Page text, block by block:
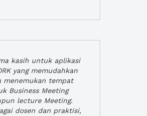
kasih untuk aplikasi
yang memudahkan
menemukan tempat
Business Meeting
lecture Meeting.
dosen dan praktisi,